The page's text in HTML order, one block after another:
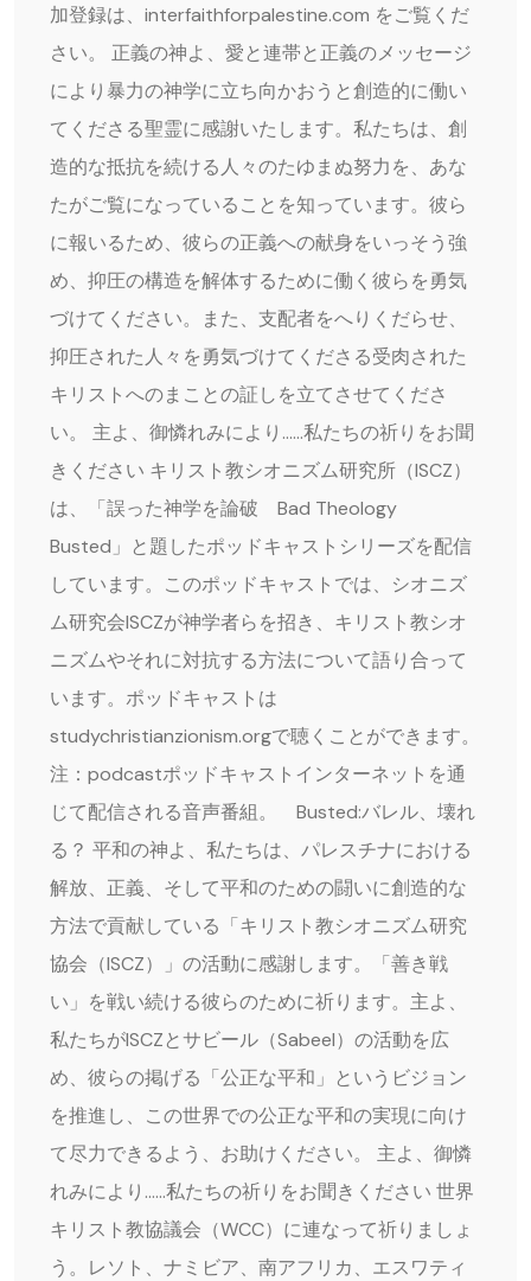
加登録は、interfaithforpalestine.com をご覧くだ
さい。 正義の神よ、愛と連帯と正義のメッセージ
により暴力の神学に立ち向かおうと創造的に働い
てくださる聖霊に感謝いたします。私たちは、創
造的な抵抗を続ける人々のたゆまぬ努力を、あな
たがご覧になっていることを知っています。彼ら
に報いるため、彼らの正義への献身をいっそう強
め、抑圧の構造を解体するために働く彼らを勇気
づけてください。また、支配者をへりくだらせ、
抑圧された人々を勇気づけてくださる受肉された
キリストへのまことの証しを立てさせてくださ
い。 主よ、御憐れみにより……私たちの祈りをお聞
きください キリスト教シオニズム研究所（ISCZ）
は、「誤った神学を論破 Bad Theology
Busted」と題したポッドキャストシリーズを配信
しています。このポッドキャストでは、シオニズ
ム研究会ISCZが神学者らを招き、キリスト教シオ
ニズムやそれに対抗する方法について語り合って
います。ポッドキャストは
studychristianzionism.orgで聴くことができます。
注：podcastポッドキャストインターネットを通
じて配信される音声番組。 Busted:バレル、壊れ
る？ 平和の神よ、私たちは、パレスチナにおける
解放、正義、そして平和のための闘いに創造的な
方法で貢献している「キリスト教シオニズム研究
協会（ISCZ）」の活動に感謝します。「善き戦
い」を戦い続ける彼らのために祈ります。主よ、
私たちがISCZとサビール（Sabeel）の活動を広
め、彼らの掲げる「公正な平和」というビジョン
を推進し、この世界での公正な平和の実現に向け
て尽力できるよう、お助けください。 主よ、御憐
れみにより……私たちの祈りをお聞きください 世界
キリスト教協議会（WCC）に連なって祈りましょ
う。レソト、ナミビア、南アフリカ、エスワティ